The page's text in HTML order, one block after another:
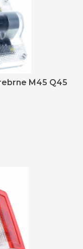
M45 Q45